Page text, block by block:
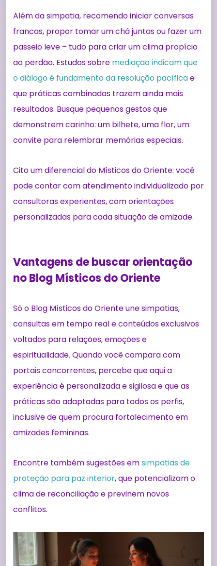
Além da simpatia, recomendo iniciar conversas
francas, propor tomar um chá juntas ou fazer um
passeio leve – tudo para criar um clima propício
ao perdão. Estudos sobre mediação indicam que
o diálogo é fundamento da resolução pacíficae
que práticas combinadas trazem ainda mais
resultados. Busque pequenos gestos que
demonstrem carinho: um bilhete, uma flor, um
convite para relembrar memórias especiais.
Cito um diferencial do Místicos do Oriente: você
pode contar com atendimento individualizado por
consultoras experientes, com orientações
personalizadas para cada situação de amizade.
Vantagens de buscar orientação
no Blog Místicos do Oriente
Só o Blog Místicos do Oriente une simpatias,
consultas em tempo real e conteúdos exclusivos
voltados para relações, emoções e
espiritualidade. Quando você compara com
portais concorrentes, percebe que aqui a
experiência é personalizada e sigilosa e que as
práticas são adaptadas para todos os perfis,
inclusive de quem procura fortalecimento em
amizades femininas.
Encontre também sugestões emsimpatias de
proteção para paz interior, que potencializam o
clima de reconciliação e previnem novos
conflitos.